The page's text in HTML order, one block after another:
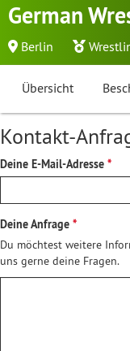
German
Berlin
Übersicht
Kontakt-
Deine E-Mail-Adresse
Deine Anfrage
Du möchtest weitere
uns gerne deine Fragen.